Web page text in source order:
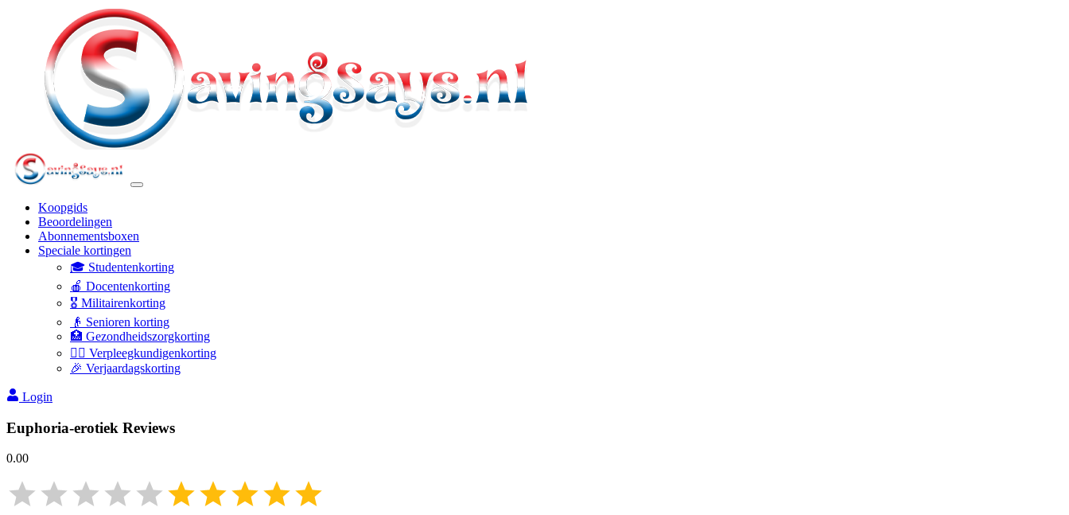
Koopgids
Beoordelingen
Abonnementsboxen
Speciale kortingen
🎓 Studentenkorting
🍎 Docentenkorting
🎖️ Militairenkorting
👴 Senioren korting
🏥 Gezondheidszorgkorting
👩‍⚕️ Verpleegkundigenkorting
🎉 Verjaardagskorting
Login
Euphoria-erotiek Reviews
0.00